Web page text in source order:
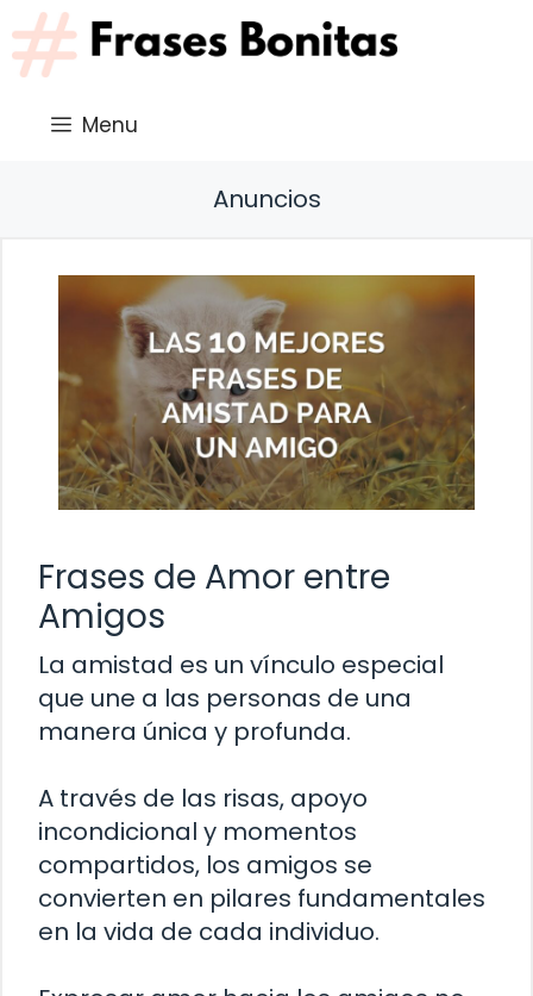
Saltar
al
contenido
Menu
Anuncios
Frases de Amor entre
Amigos
La amistad es un vínculo especial
que une a las personas de una
manera única y profunda.
A través de las risas, apoyo
incondicional y momentos
compartidos, los amigos se
convierten en pilares fundamentales
en la vida de cada individuo.